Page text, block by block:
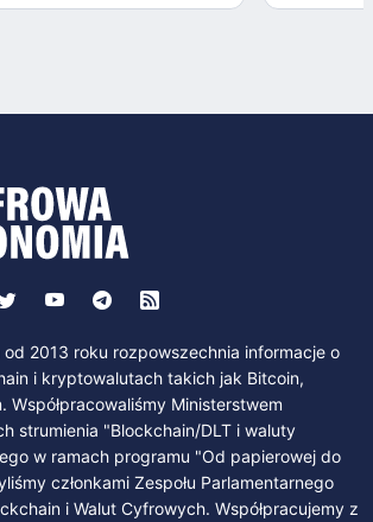
od 2013 roku rozpowszechnia informacje o
i kryptowalutach takich jak Bitcoin,
Współpracowaliśmy Ministerstwem
strumienia "Blockchain/DLT i waluty
w ramach programu "Od papierowej do
członkami Zespołu Parlamentarnego
i Walut Cyfrowych. Współpracujemy z